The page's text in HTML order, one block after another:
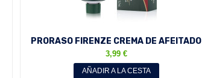
PRORASO FIRENZE CREMA DE AFEITADO
CON ACEITE DE EUCALIPTO...
3,99 €
AÑADIR A LA CESTA